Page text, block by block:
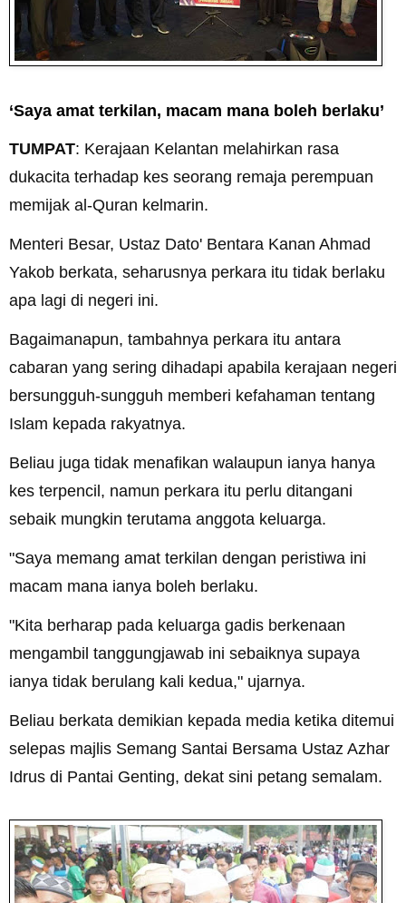
‘Saya amat terkilan, macam mana boleh berlaku’
TUMPAT: Kerajaan Kelantan melahirkan rasa
dukacita terhadap kes seorang remaja perempuan
memijak al-Quran kelmarin.
Menteri Besar, Ustaz Dato' Bentara Kanan Ahmad
Yakob berkata, seharusnya perkara itu tidak berlaku
apa lagi di negeri ini.
Bagaimanapun, tambahnya perkara itu antara
cabaran yang sering dihadapi apabila kerajaan negeri
bersungguh-sungguh memberi kefahaman tentang
Islam kepada rakyatnya.
Beliau juga tidak menafikan walaupun ianya hanya
kes terpencil, namun perkara itu perlu ditangani
sebaik mungkin terutama anggota keluarga.
"Saya memang amat terkilan dengan peristiwa ini
macam mana ianya boleh berlaku.
"Kita berharap pada keluarga gadis berkenaan
mengambil tanggungjawab ini sebaiknya supaya
ianya tidak berulang kali kedua," ujarnya.
Beliau berkata demikian kepada media ketika ditemui
selepas majlis Semang Santai Bersama Ustaz Azhar
Idrus di Pantai Genting, dekat sini petang semalam.